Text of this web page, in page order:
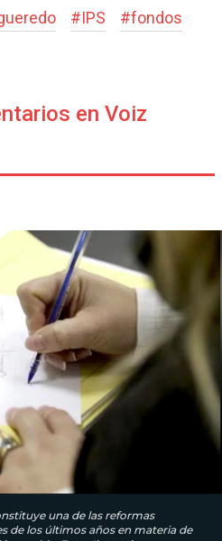
#IPS #fondos
en Voiz
una de las reformas
de los últimos años en materia de